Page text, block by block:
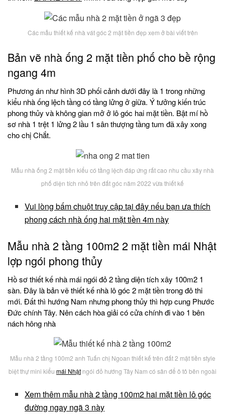
Các mẫu thiết kế nhà vát góc 2 mặt tiền đẹp xem ở bài viết trên
Bản vẽ nhà ống 2 mặt tiền phố cho bề rộng
ngang 4m
Phương án như hình 3D phối cảnh dưới đây là 1 trong những
kiểu nhà ống lệch tầng có tầng lửng ở giữa. Ý tưởng kiến trúc
phong thủy và không gian mở ở lô góc hai mặt tiền. Bật mí hồ
sơ nhà 1 trệt 1 lửng 2 lầu 1 sân thượng tầng tum đã xây xong
cho chị Chắt.
Mẫu nhà ống 2 mặt tiền kiểu có tầng lệch đáp ứng rất cao nhu cầu xây nhà
phố diện tích nhỏ trên đất góc năm 2022 vừa thiết kế
Vui lòng bấm chuột truy cập tại đây nếu bạn ưa thích
phong cách nhà ống hai mặt tiền 4m này
Mẫu nhà 2 tầng 100m2 2 mặt tiền mái Nhật
lợp ngói phong thủy
Hồ sơ thiết kế nhà mái ngói đỏ 2 tầng diện tích xây 100m2 1
sàn. Đây là bản vẽ thiết kế nhà lô góc 2 mặt tiền trong đô thi
mới. Đất thì hướng Nam nhưng phong thủy thì hợp cung Phước
Đức chính Tây. Nên cách hòa giải có cửa chính đi vào 1 bên
nách hông nhà
Mẫu nhà 2 tầng 100m2 anh Tuấn chị Ngoan thiết kế trên đất 2 mặt tiền style
biệt thự mini kiểu mái Nhật ngói đỏ hướng Tây Nam có sân để ô tô bên ngoài
Xem thêm mẫu nhà 2 tầng 100m2 hai mặt tiền lô góc
đường ngay ngã 3 này